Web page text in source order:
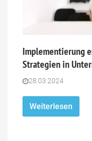
Implementierung
Strategien in
28.03.2024
Weiterlesen